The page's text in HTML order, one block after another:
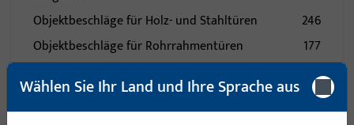
Objektbeschläge für Holz- und Stahltüren
246
Objektbeschläge für Rohrrahmentüren
177
78
Schiebegriffmuschel
31
Wählen Sie Ihr Land und Ihre Sprache aus